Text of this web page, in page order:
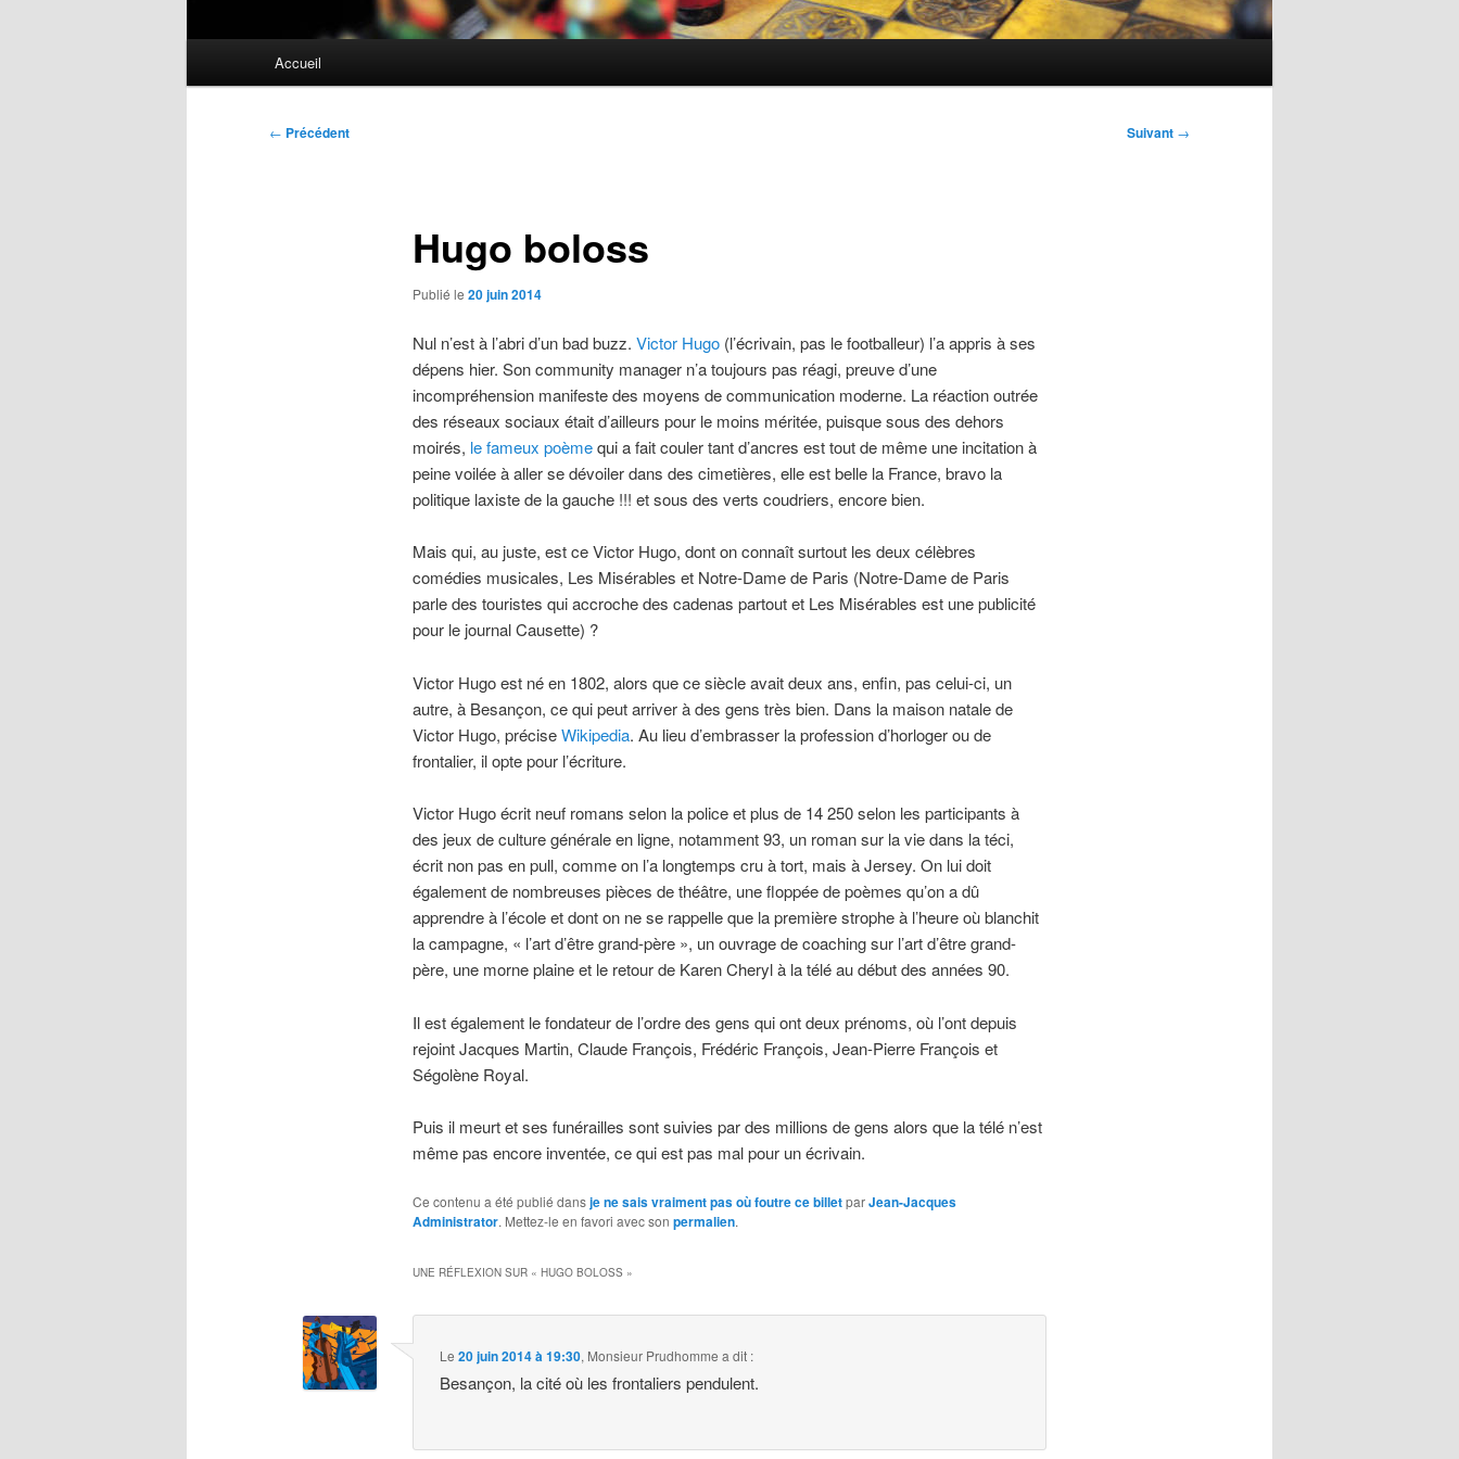
Accueil
Navigation
← Précédent Suivant →
Hugo boloss
Publié le 20 juin 2014
Nul n’est à l’abri d’un bad buzz. Victor Hugo (l’écrivain, pas le footballeur) l’a appris à ses
dépens hier. Son community manager n’a toujours pas réagi, preuve d’une
incompréhension manifeste des moyens de communication moderne. La réaction outrée
des réseaux sociaux était d’ailleurs pour le moins méritée, puisque sous des dehors
moirés, le fameux poèmequi a fait couler tant d’ancres est tout de même une incitation à
peine voilée à aller se dévoiler dans des cimetières, elle est belle la France, bravo la
politique laxiste de la gauche !!! et sous des verts coudriers, encore bien.
Mais qui, au juste, est ce Victor Hugo, dont on connaît surtout les deux célèbres
comédies musicales, Les Misérables et Notre-Dame de Paris (Notre-Dame de Paris
parle des touristes qui accroche des cadenas partout et Les Misérables est une publicité
pour le journal Causette) ?
Victor Hugo est né en 1802, alors que ce siècle avait deux ans, enfin, pas celui-ci, un
autre, à Besançon, ce qui peut arriver à des gens très bien. Dans la maison natale de
Victor Hugo, préciseWikipedia. Au lieu d’embrasser la profession d’horloger ou de
frontalier, il opte pour l’écriture.
Victor Hugo écrit neuf romans selon la police et plus de 14 250 selon les participants à
des jeux de culture générale en ligne, notamment 93, un roman sur la vie dans la téci,
écrit non pas en pull, comme on l’a longtemps cru à tort, mais à Jersey. On lui doit
également de nombreuses pièces de théâtre, une floppée de poèmes qu’on a dû
apprendre à l’école et dont on ne se rappelle que la première strophe à l’heure où blanchit
la campagne, « l’art d’être grand-père », un ouvrage de coaching sur l’art d’être grand-
père, une morne plaine et le retour de Karen Cheryl à la télé au début des années 90.
Il est également le fondateur de l’ordre des gens qui ont deux prénoms, où l’ont depuis
rejoint Jacques Martin, Claude François, Frédéric François, Jean-Pierre François et
Ségolène Royal.
Puis il meurt et ses funérailles sont suivies par des millions de gens alors que la télé n’est
même pas encore inventée, ce qui est pas mal pour un écrivain.
Ce contenu a été publié dansje ne sais vraiment pas où foutre ce billetparJean-Jacques
Administrator. Mettez-le en favori avec son permalien.
UNE RÉFLEXION SUR « HUGO BOLOSS»
Le20 juin 2014 à 19:30, Monsieur Prudhomme a dit :
Besançon, la cité où les frontaliers pendulent.